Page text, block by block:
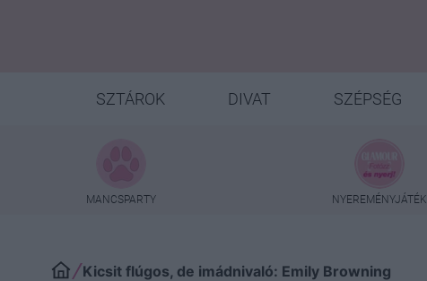
SZTÁROK DIVAT SZÉPSÉG
MANCSPARTY NYEREMÉNYJÁTÉK
Kicsit flúgos, de imádnivaló: Emily Browning